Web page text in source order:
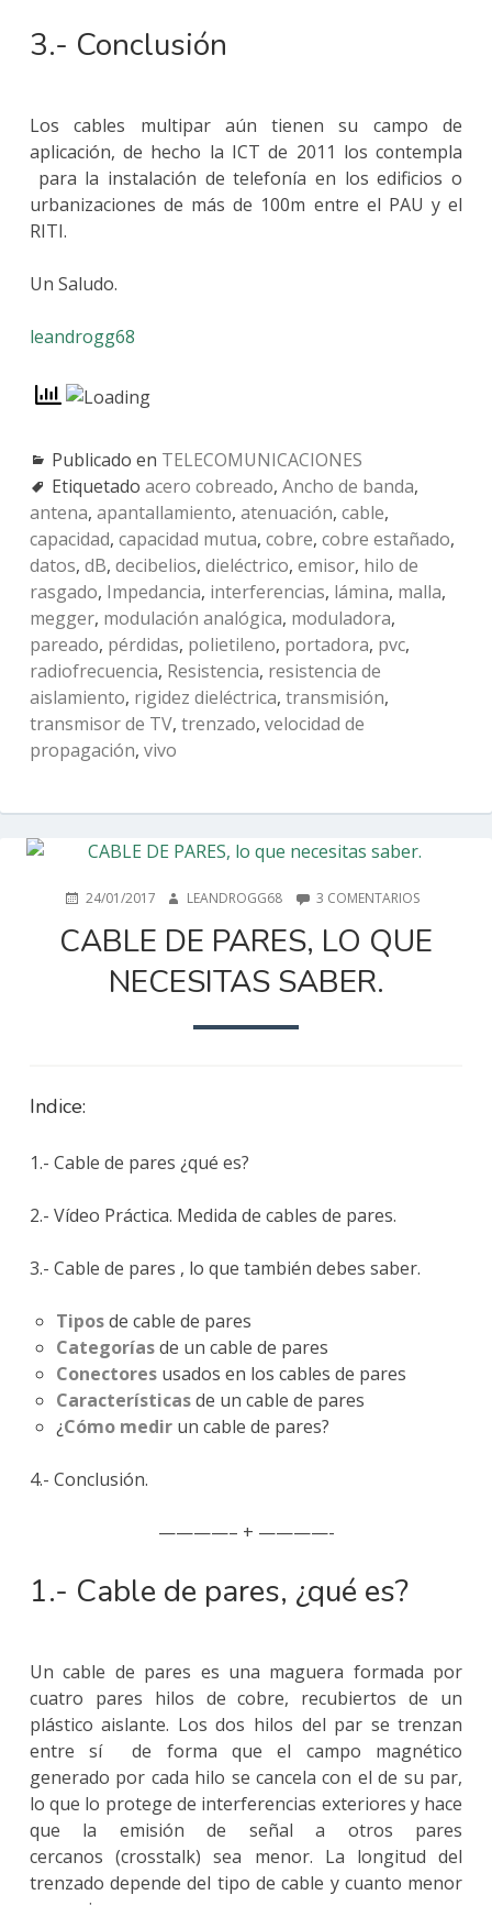
3.- Conclusión
Los cables multipar aún tienen su campo de
aplicación, de hecho la ICT de 2011 los contempla
para la instalación de telefonía en los edificios o
urbanizaciones de más de 100m entre el PAU y el
RITI.
Un Saludo.
leandrogg68
Publicado en TELECOMUNICACIONES
Etiquetado acero cobreado, Ancho de banda,
antena, apantallamiento, atenuación, cable,
capacidad, capacidad mutua, cobre, cobre estañado,
datos, dB, decibelios, dieléctrico, emisor, hilo de
rasgado, Impedancia, interferencias, lámina, malla,
megger, modulación analógica, moduladora,
pareado, pérdidas, polietileno, portadora, pvc,
radiofrecuencia, Resistencia, resistencia de
aislamiento, rigidez dieléctrica, transmisión,
transmisor de TV, trenzado, velocidad de
propagación, vivo
PUBLICADO
24/01/2017 AUTORLEANDROGG68 3 COMENTARIOSEN
DE
PARES,
CABLE DE PARES, LO QUE
NECESITAS SABER.
Indice:
1.- Cable de pares ¿qué es?
2.- Vídeo Práctica. Medida de cables de pares.
3.- Cable de pares , lo que también debes saber.
Tiposde cable de pares
Categoríasde un cable de pares
Conectoresusados en los cables de pares
Característicasde un cable de pares
¿Cómo medirun cable de pares?
4.- Conclusión.
————– + ————-
1.- Cable de pares, ¿qué es?
Un cable de pares es una maguera formada por
cuatro pares hilos de cobre, recubiertos de un
plástico aislante. Los dos hilos del par se trenzan
entre sí de forma que el campo magnético
generado por cada hilo se cancela con el de su par,
lo que lo protege de interferencias exteriores y hace
que la emisión de señal a otros pares
cercanos (crosstalk) sea menor. La longitud del
trenzado depende del tipo de cable y cuanto menor